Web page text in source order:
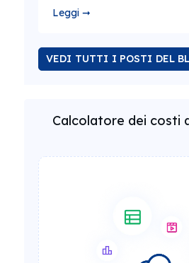
Leggi ➞
VEDI TUTTI I POSTI DEL
Calcolatore dei costi